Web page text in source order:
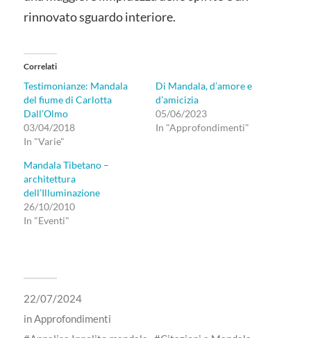
rinnovato sguardo interiore.
Correlati
Testimonianze: Mandala
del fiume di Carlotta
Dall’Olmo
03/04/2018
In "Varie"
Di Mandala, d’amore e
d’amicizia
05/06/2023
In "Approfondimenti"
Mandala Tibetano –
architettura
dell’Illuminazione
26/10/2010
In "Eventi"
22/07/2024
inApprofondimenti